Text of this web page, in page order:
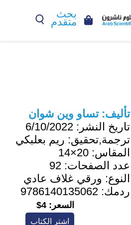
بحث
متقدم
تأليف:تساو وين شوان
تاريخ النشر: 6/10/2022
ترجمة,تحقيق: ريم بعلبكي
المقاس: 20×14
عدد الصفحات: 92
النوع: ورقي غلاف عادي
ردمك: 9786140135062
السعر: 4$
اشترِ الكتاب